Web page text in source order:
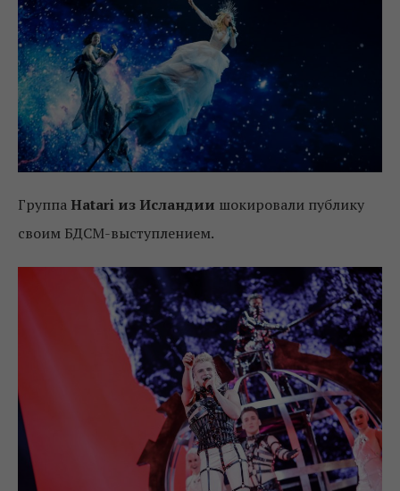
Группа Hatari из Исландии шокировали публику
своим БДСМ-выступлением.